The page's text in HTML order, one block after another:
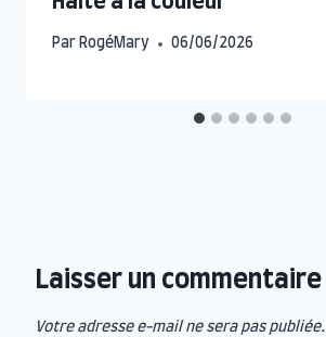
Par RogéMary 06/06/2026
Laisser un commentaire
Votre adresse e-mail ne sera pas publiée.